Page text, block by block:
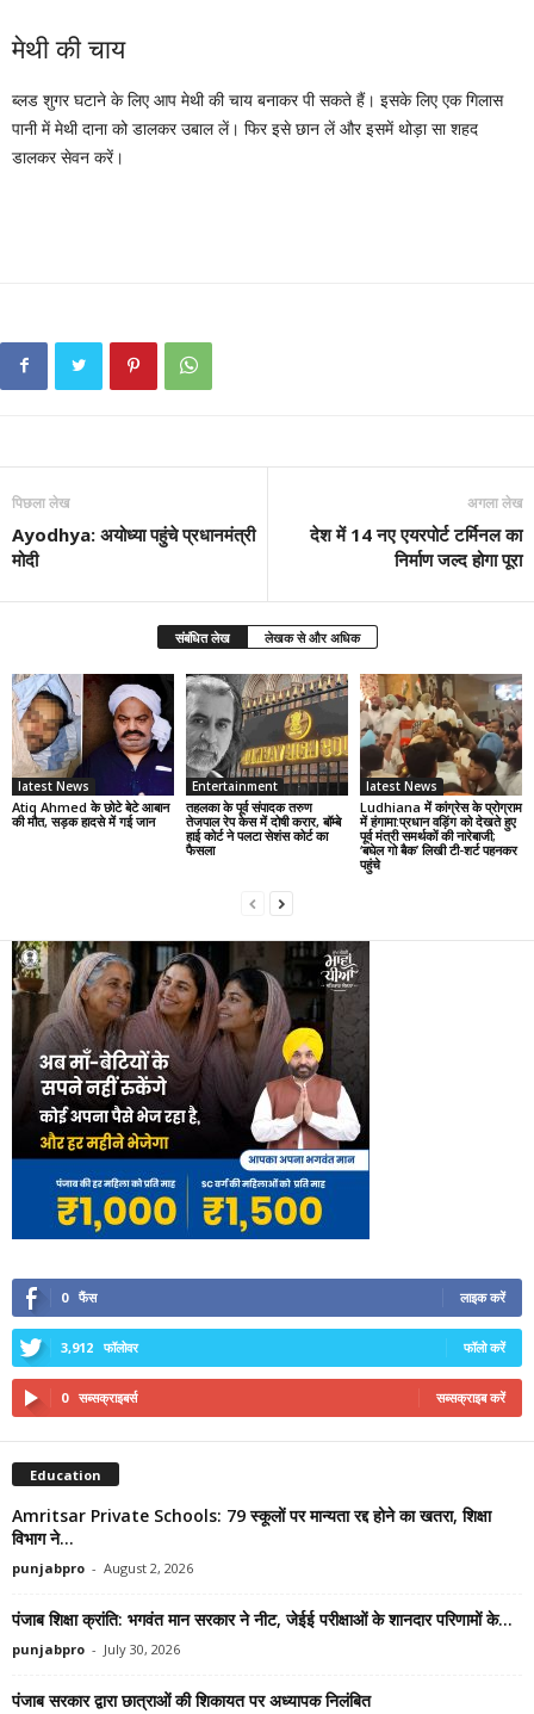
मेथी की चाय
ब्लड शुगर घटाने के लिए आप मेथी की चाय बनाकर पी सकते हैं। इसके लिए एक गिलास
पानी में मेथी दाना को डालकर उबाल लें। फिर इसे छान लें और इसमें थोड़ा सा शहद
डालकर सेवन करें।
पिछला लेख
Ayodhya: अयोध्या पहुंचे प्रधानमंत्री
मोदी
अगला लेख
देश में 14 नए एयरपोर्ट टर्मिनल का
निर्माण जल्द होगा पूरा
संबंधित लेख लेखक से और अधिक
latest News
Atiq Ahmed के छोटे बेटे आबान
की मौत, सड़क हादसे में गई जान
Entertainment
तहलका के पूर्व संपादक तरुण
तेजपाल रेप केस में दोषी करार, बॉम्बे
हाई कोर्ट ने पलटा सेशंस कोर्ट का
फैसला
latest News
Ludhiana में कांग्रेस के प्रोग्राम
में हंगामा:प्रधान वड़िंग को देखते हुए
पूर्व मंत्री समर्थकों की नारेबाजी;
‘बघेल गो बैक’ लिखी टी-शर्ट पहनकर
पहुंचे
0 फैंस लाइक करें
3,912 फॉलोवर फॉलो करें
0 सब्सक्राइबर्स सब्सक्राइब करें
Education
Amritsar Private Schools: 79 स्कूलों पर मान्यता रद्द होने का खतरा, शिक्षा
विभाग ने...
punjabpro - August 2, 2026
पंजाब शिक्षा क्रांति: भगवंत मान सरकार ने नीट, जेईई परीक्षाओं के शानदार परिणामों के...
punjabpro - July 30, 2026
पंजाब सरकार द्वारा छात्राओं की शिकायत पर अध्यापक निलंबित